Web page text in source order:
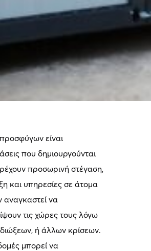
είναι
που δημιουργούνται
προσωρινή στέγαση,
και υπηρεσίες σε άτομα
αναγκαστεί να
τις χώρες τους λόγω
ή άλλων κρίσεων.
μπορεί να